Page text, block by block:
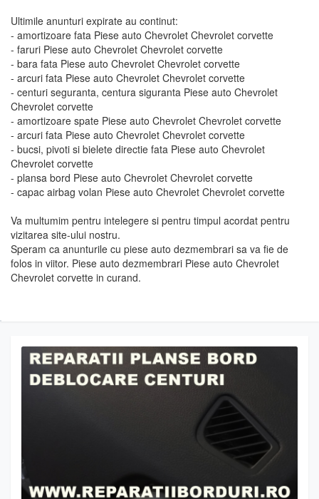
Ultimile anunturi expirate au continut:
- amortizoare fata Piese auto Chevrolet Chevrolet corvette
- faruri Piese auto Chevrolet Chevrolet corvette
- bara fata Piese auto Chevrolet Chevrolet corvette
- arcuri fata Piese auto Chevrolet Chevrolet corvette
- centuri seguranta, centura siguranta Piese auto Chevrolet
Chevrolet corvette
- amortizoare spate Piese auto Chevrolet Chevrolet corvette
- arcuri fata Piese auto Chevrolet Chevrolet corvette
- bucsi, pivoti si bielete directie fata Piese auto Chevrolet
Chevrolet corvette
- plansa bord Piese auto Chevrolet Chevrolet corvette
- capac airbag volan Piese auto Chevrolet Chevrolet corvette
Va multumim pentru intelegere si pentru timpul acordat pentru
vizitarea site-ului nostru.
Speram ca anunturile cu piese auto dezmembrari sa va fie de
folos in viitor. Piese auto dezmembrari Piese auto Chevrolet
Chevrolet corvette in curand.